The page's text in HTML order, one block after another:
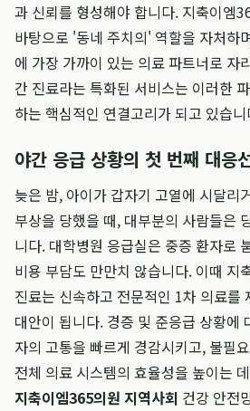
과 신뢰를 형성해야 합니다. 지축이엠
바탕으로 '동네 주치의' 역할을 자처하
에 가장 가까이 있는 의료 파트너로 자
간 진료라는 특화된 서비스는 이러한
하는 핵심적인 연결고리가 되고 있습
야간 응급 상황의 첫 번째 대응
늦은 밤, 아이가 갑자기 고열에 시달리
부상을 당했을 때, 대부분의 사람들은
니다. 대학병원 응급실은 중증 환자로
비용 부담도 만만치 않습니다. 이때 지
진료는 신속하고 전문적인 1차 의료를
대안이 됩니다. 경증 및 준응급 상황에
자의 고통을 빠르게 경감시키고, 불필
전체 의료 시스템의 효율성을 높이는
지축이엠365의원 지역사회 건강 안전